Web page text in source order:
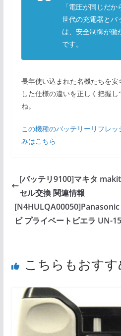
「電圧が同じだ
世代の充電器とバ
は、安全制御が働
です。
長年使い込まれた名機たちを安
した仕様の違いを正しく把握
ね。
この機種のバッテリーリフレ
みはこちら
[バッテリ9100]マキタ
セル交換 関連情報
ビ プライベートビエラ UN-
こちらもおすす